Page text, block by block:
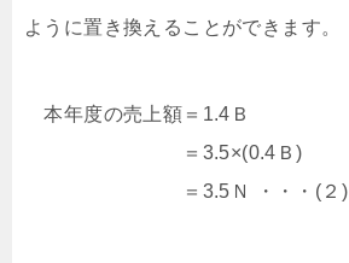
ように置き換えることができます。
本年度の売上額＝1.4Ｂ
＝3.5×(0.4Ｂ)
＝3.5Ｎ ・・・(２)